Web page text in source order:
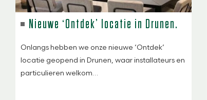
Nieuwe ‘Ontdek’ locatie in Drunen.
Onlangs hebben we onze nieuwe ‘Ontdek’
locatie geopend in Drunen, waar installateurs en
particulieren welkom…